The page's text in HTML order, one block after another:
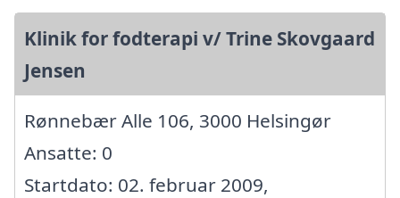
Klinik for fodterapi v/ Trine Skovgaard
Jensen
Rønnebær Alle 106, 3000 Helsingør
Ansatte: 0
Startdato: 02. februar 2009,